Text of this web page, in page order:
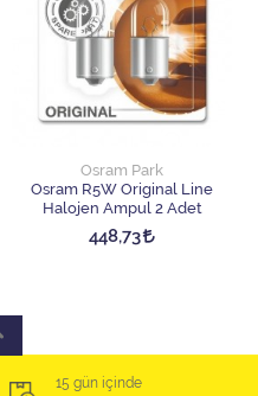
Osram Park
Osram R5W Original Line
Halojen Ampul 2 Adet
448,73
15 gün içinde